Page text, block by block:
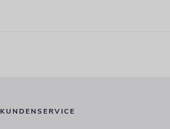
KUNDENSERVICE